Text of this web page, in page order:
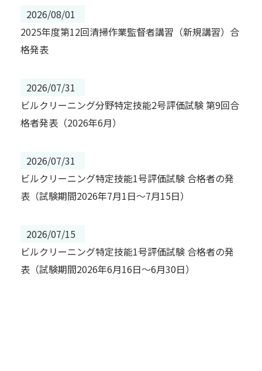
2026/08/01
2025年度第12回清掃作業監督者講習（新規講習）合
格発表
2026/07/31
ビルクリーニング分野特定技能2号評価試験 第9回合
格者発表（2026年6月）
2026/07/31
ビルクリーニング特定技能1号評価試験 合格者の発
表（試験期間2026年7月1日～7月15日）
2026/07/15
ビルクリーニング特定技能1号評価試験 合格者の発
表（試験期間2026年6月16日～6月30日）